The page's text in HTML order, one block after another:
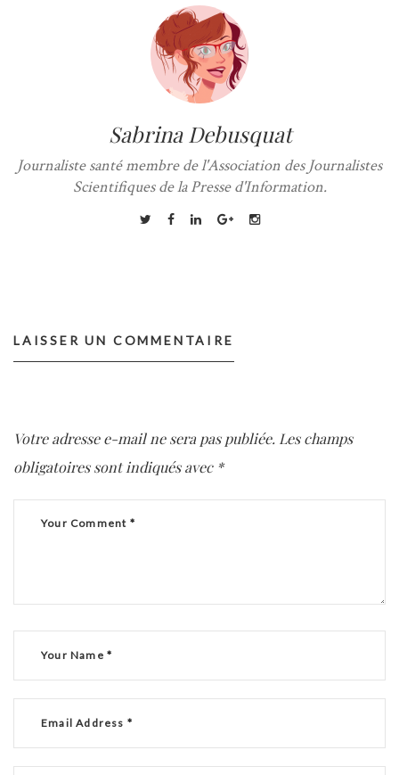
Sabrina Debusquat
Journaliste santé membre de l'Association des Journalistes
Scientifiques de la Presse d'Information.
LAISSER UN COMMENTAIRE
Votre adresse e-mail ne sera pas publiée. Les champs
obligatoires sont indiqués avec *